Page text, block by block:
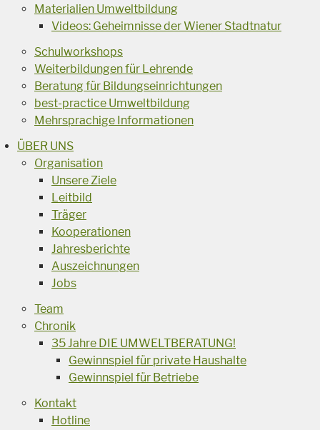
Materialien Umweltbildung
Videos: Geheimnisse der Wiener Stadtnatur
Schulworkshops
Weiterbildungen für Lehrende
Beratung für Bildungseinrichtungen
best-practice Umweltbildung
Mehrsprachige Informationen
ÜBER UNS
Organisation
Unsere Ziele
Leitbild
Träger
Kooperationen
Jahresberichte
Auszeichnungen
Jobs
Team
Chronik
35 Jahre DIE UMWELTBERATUNG!
Gewinnspiel für private Haushalte
Gewinnspiel für Betriebe
Kontakt
Hotline